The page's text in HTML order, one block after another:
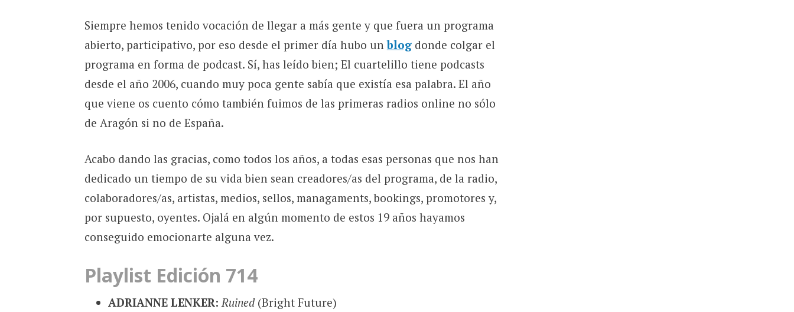
Siempre hemos tenido vocación de llegar a más gente y que fuera un programa
abierto, participativo, por eso desde el primer día hubo unblogdonde colgar el
programa en forma de podcast. Sí, has leído bien; El cuartelillo tiene podcasts
desde el año 2006, cuando muy poca gente sabía que existía esa palabra. El año
que viene os cuento cómo también fuimos de las primeras radios online no sólo
de Aragón si no de España.
Acabo dando las gracias, como todos los años, a todas esas personas que nos han
dedicado un tiempo de su vida bien sean creadores/as del programa, de la radio,
colaboradores/as, artistas, medios, sellos, managaments, bookings, promotores y,
por supuesto, oyentes. Ojalá en algún momento de estos 19 años hayamos
conseguido emocionarte alguna vez.
Playlist Edición 714
ADRIANNE LENKER:Ruined(Bright Future)